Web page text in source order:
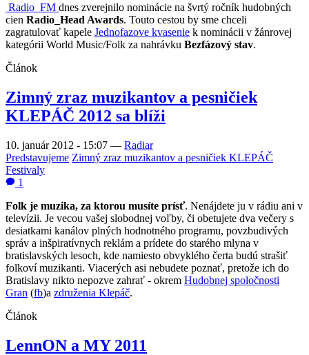
Radio_FM dnes zverejnilo nominácie na švrtý ročník hudobných
cien Radio_Head Awards. Touto cestou by sme chceli
zagratulovať kapele Jednofazove kvasenie k nominácii v žánrovej
kategórii World Music/Folk za nahrávku Bezfázový stav.
Článok
Zimný zraz muzikantov a pesničiek
KLEPÁČ 2012 sa blíži
10. január 2012 - 15:07 — Radiar
Predstavujeme Zimný zraz muzikantov a pesničiek KLEPÁČ
Festivaly
1
Folk je muzika, za ktorou musíte prísť. Nenájdete ju v rádiu ani v
televízii. Je vecou vašej slobodnej voľby, či obetujete dva večery s
desiatkami kanálov plných hodnotného programu, povzbudivých
správ a inšpiratívnych reklám a prídete do starého mlyna v
bratislavských lesoch, kde namiesto obvyklého čerta budú strašiť
folkoví muzikanti. Viacerých asi nebudete poznať, pretože ich do
Bratislavy nikto nepozve zahrať - okrem Hudobnej spoločnosti
Gran (fb)a združenia Klepáč.
Článok
LennON a MY 2011